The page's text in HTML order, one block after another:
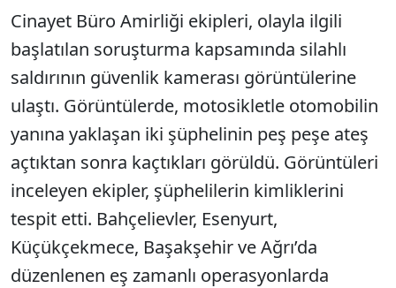
Cinayet Büro Amirliği ekipleri, olayla ilgili
başlatılan soruşturma kapsamında silahlı
saldırının güvenlik kamerası görüntülerine
ulaştı. Görüntülerde, motosikletle otomobilin
yanına yaklaşan iki şüphelinin peş peşe ateş
açtıktan sonra kaçtıkları görüldü. Görüntüleri
inceleyen ekipler, şüphelilerin kimliklerini
tespit etti. Bahçelievler, Esenyurt,
Küçükçekmece, Başakşehir ve Ağrı’da
düzenlenen eş zamanlı operasyonlarda